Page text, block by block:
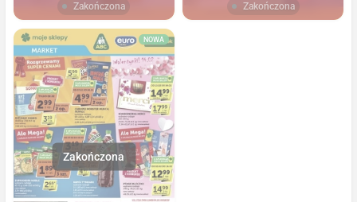
Zakończona Zakończona
NOWA